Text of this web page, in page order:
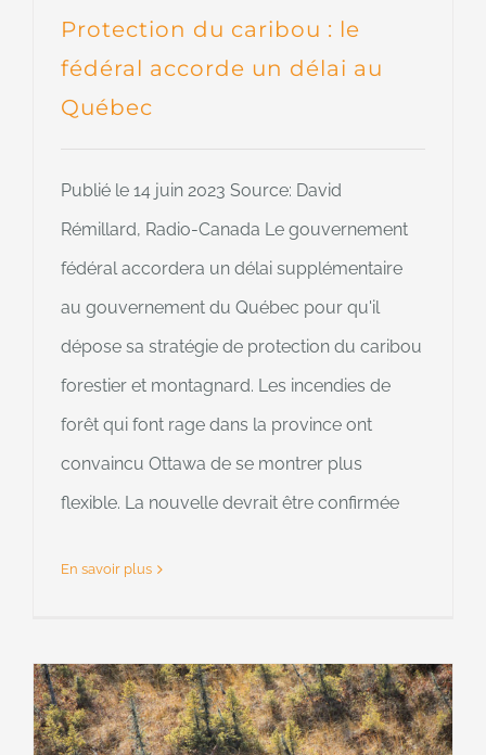
Protection du caribou : le
fédéral accorde un délai au
Québec
Publié le 14 juin 2023 Source: David
Rémillard, Radio-Canada Le gouvernement
fédéral accordera un délai supplémentaire
au gouvernement du Québec pour qu'il
dépose sa stratégie de protection du caribou
forestier et montagnard. Les incendies de
forêt qui font rage dans la province ont
convaincu Ottawa de se montrer plus
flexible. La nouvelle devrait être confirmée
En savoir plus